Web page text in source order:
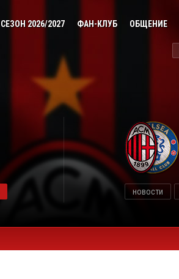
СЕЗОН 2026/2027 ФАН-КЛУБ ОБЩЕНИЕ
новости